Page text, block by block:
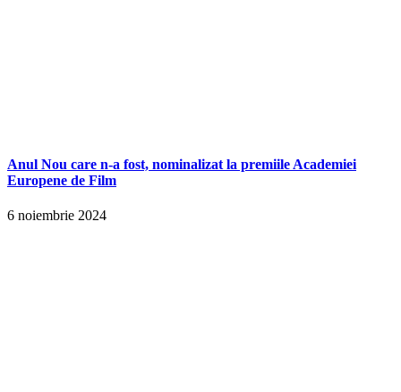
Anul Nou care n-a fost, nominalizat la premiile Academiei
Europene de Film
6 noiembrie 2024